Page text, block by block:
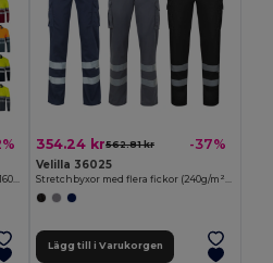
354.24 kr562.81 kr -37%
Velilla 36025
Lägg till i Varukorgen